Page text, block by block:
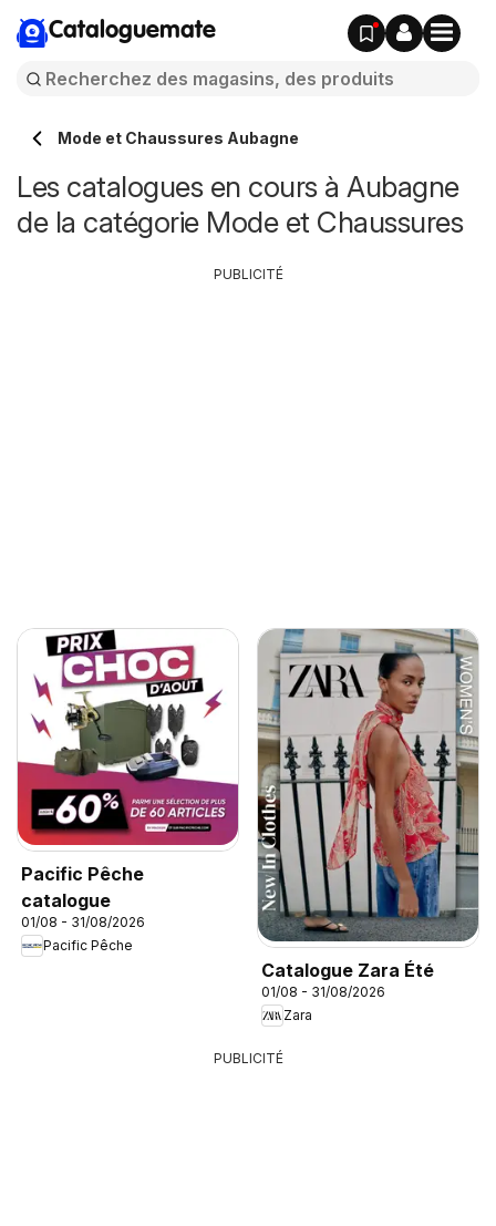
Cataloguemate
Mode et Chaussures Aubagne
Les catalogues en cours à Aubagne
de la catégorie Mode et Chaussures
Pacific Pêche
catalogue
01/08 - 31/08/2026
Pacific Pêche
Catalogue Zara Été
01/08 - 31/08/2026
Zara
PUBLICITÉ
PUBLICITÉ